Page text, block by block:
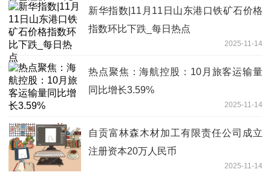
新华指数|11月11日山东港口铁矿石价格
指数环比下跌_每日热点
2025-11-14
热点聚焦：海航控股：10月旅客运输量
同比增长3.59%
2025-11-14
自贡富林森木材加工有限责任公司成立
注册资本20万人民币
2025-11-14